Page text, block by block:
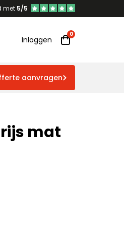
met 5/5
Inloggen
aanvragen
mat